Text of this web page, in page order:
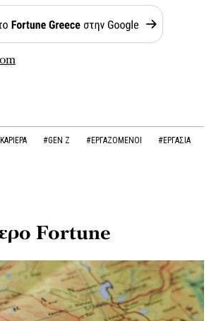
#GEN Z #ΕΡΓΑΖΟΜΕΝΟΙ
#ΕΡΓΑΣΙΑ
Fortune